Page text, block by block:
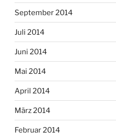
September 2014
Juli 2014
Juni 2014
Mai 2014
April 2014
März 2014
Februar 2014